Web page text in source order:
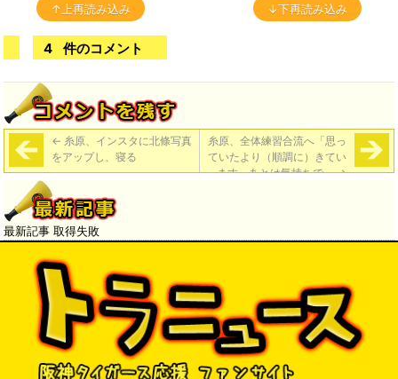
↑上再読み込み ↓下再読み込み
4 件のコメント
← 糸原、インスタに北條写真
をアップし、寝る
糸原、全体練習合流へ「思っ
ていたより（順調に）きてい
ます。あとは気持ちで」→
最新記事 取得失敗